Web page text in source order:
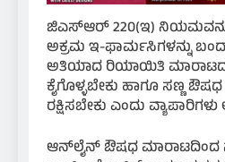
ಜಿಎಸ್‌ಆರ್ 220(ಇ)
ಅಕ್ರಮ ಇ-ಫಾರ್ಮಸಿಗಳನ್ನು
ಅತಿಯಾದ ರಿಯಾಯಿತಿ ಮಾರಾಟದ
ಕೈಗೊಳ್ಳಬೇಕು ಹಾಗೂ ಸಣ್ಣ ಔಷಧ
ರಕ್ಷಿಸಬೇಕು ಎಂದು ವ್ಯಾಪಾರಿಗಳು
ಆನ್‌ಲೈನ್ ಔಷಧ ಮಾರಾಟದಿಂದ